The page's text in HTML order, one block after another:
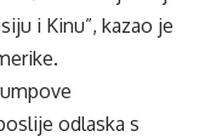
i Kinu”, kazao je
odlaska s